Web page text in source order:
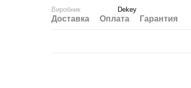
Виробник
Dekey
Доставка Оплата Гарантия